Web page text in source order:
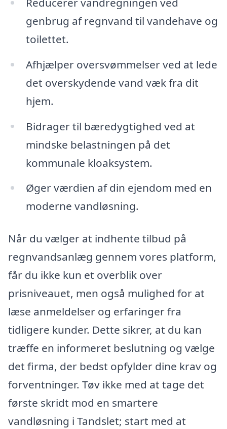
genbrug af regnvand til vandehave og
toilettet.
Afhjælper oversvømmelser ved at lede
det overskydende vand væk fra dit
hjem.
Bidrager til bæredygtighed ved at
mindske belastningen på det
kommunale kloaksystem.
Øger værdien af din ejendom med en
moderne vandløsning.
Når du vælger at indhente tilbud på
regnvandsanlæg gennem vores platform,
får du ikke kun et overblik over
prisniveauet, men også mulighed for at
læse anmeldelser og erfaringer fra
tidligere kunder. Dette sikrer, at du kan
træffe en informeret beslutning og vælge
det firma, der bedst opfylder dine krav og
forventninger. Tøv ikke med at tage det
første skridt mod en smartere
vandløsning i Tandslet; start med at